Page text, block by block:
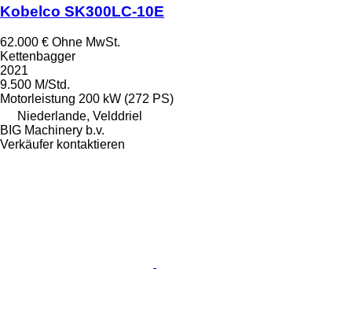
Kobelco SK300LC-10E
62.000 € Ohne MwSt.
Kettenbagger
2021
9.500 M/Std.
Motorleistung 200 kW (272 PS)
Niederlande, Velddriel
BIG Machinery b.v.
Verkäufer kontaktieren